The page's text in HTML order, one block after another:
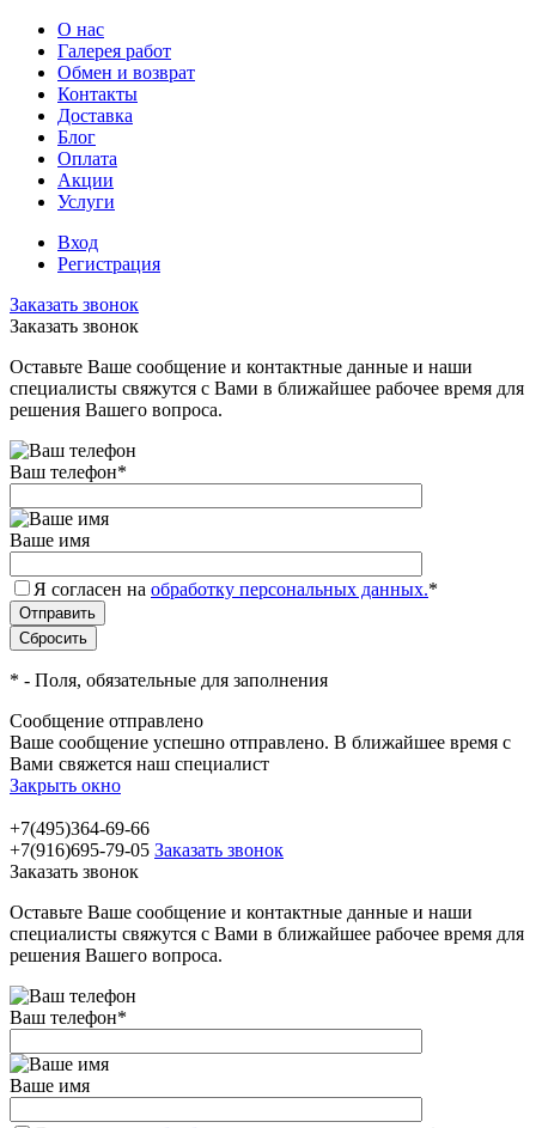
О нас
Галерея работ
Обмен и возврат
Контакты
Доставка
Блог
Оплата
Акции
Услуги
Вход
Регистрация
Заказать звонок
Заказать звонок
Оставьте Ваше сообщение и контактные данные и наши
специалисты свяжутся с Вами в ближайшее рабочее время для
решения Вашего вопроса.
Ваш телефон*
Ваше имя
Я согласен на обработку персональных данных.*
* - Поля, обязательные для заполнения
Сообщение отправлено
Ваше сообщение успешно отправлено. В ближайшее время с
Вами свяжется наш специалист
Закрыть окно
+7(495)364-69-66
+7(916)695-79-05 Заказать звонок
Заказать звонок
Оставьте Ваше сообщение и контактные данные и наши
специалисты свяжутся с Вами в ближайшее рабочее время для
решения Вашего вопроса.
Ваш телефон*
Ваше имя